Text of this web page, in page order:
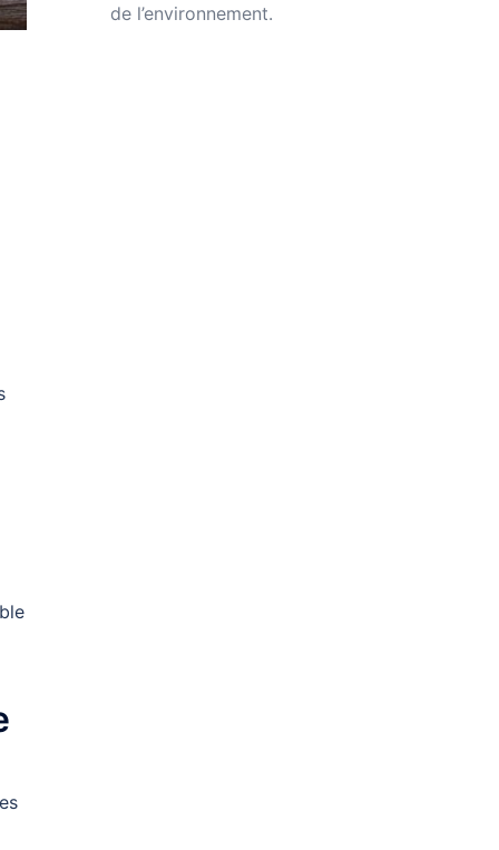
de l’environnement.